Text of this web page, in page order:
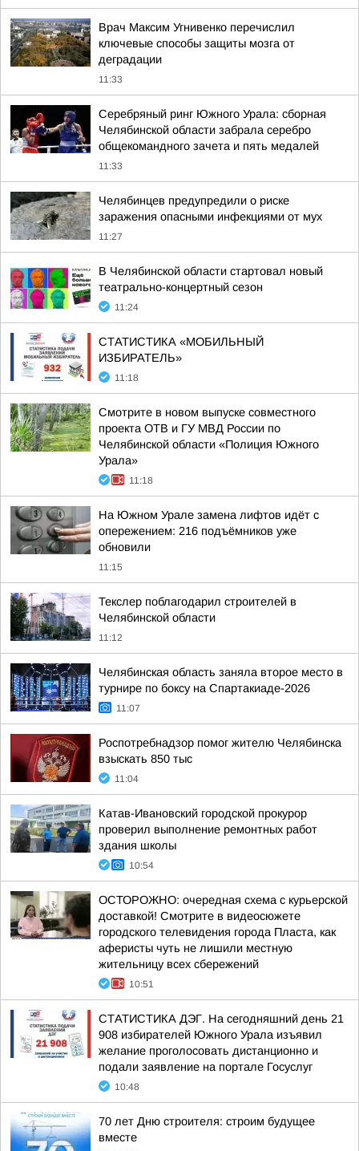
Врач Максим Угнивенко перечислил
ключевые способы защиты мозга от
деградации
11:33
Серебряный ринг Южного Урала: сборная
Челябинской области забрала серебро
общекомандного зачета и пять медалей
11:33
Челябинцев предупредили о риске
заражения опасными инфекциями от мух
11:27
В Челябинской области стартовал новый
театрально-концертный сезон
11:24
СТАТИСТИКА «МОБИЛЬНЫЙ
ИЗБИРАТЕЛЬ»
11:18
Смотрите в новом выпуске совместного
проекта ОТВ и ГУ МВД России по
Челябинской области «Полиция Южного
Урала»
11:18
На Южном Урале замена лифтов идёт с
опережением: 216 подъёмников уже
обновили
11:15
Текслер поблагодарил строителей в
Челябинской области
11:12
Челябинская область заняла второе место в
турнире по боксу на Спартакиаде-2026
11:07
Роспотребнадзор помог жителю Челябинска
взыскать 850 тыс
11:04
Катав-Ивановский городской прокурор
проверил выполнение ремонтных работ
здания школы
10:54
ОСТОРОЖНО: очередная схема с курьерской
доставкой! Смотрите в видеосюжете
городского телевидения города Пласта, как
аферисты чуть не лишили местную
жительницу всех сбережений
10:51
СТАТИСТИКА ДЭГ. На сегодняшний день 21
908 избирателей Южного Урала изъявил
желание проголосовать дистанционно и
подали заявление на портале Госуслуг
10:48
70 лет Дню строителя: строим будущее
вместе